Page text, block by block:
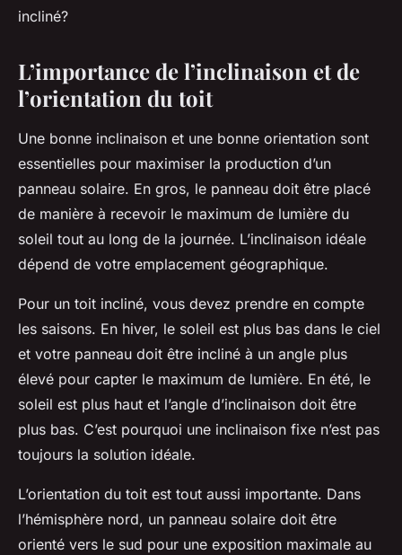
incliné?
L’importance de l’inclinaison et de
l’orientation du toit
Une bonne inclinaison et une bonne orientation sont
essentielles pour maximiser la production d’un
panneau solaire. En gros, le panneau doit être placé
de manière à recevoir le maximum de lumière du
soleil tout au long de la journée. L’inclinaison idéale
dépend de votre emplacement géographique.
Pour un toit incliné, vous devez prendre en compte
les saisons. En hiver, le soleil est plus bas dans le ciel
et votre panneau doit être incliné à un angle plus
élevé pour capter le maximum de lumière. En été, le
soleil est plus haut et l’angle d’inclinaison doit être
plus bas. C’est pourquoi une inclinaison fixe n’est pas
toujours la solution idéale.
L’orientation du toit est tout aussi importante. Dans
l’hémisphère nord, un panneau solaire doit être
orienté vers le sud pour une exposition maximale au